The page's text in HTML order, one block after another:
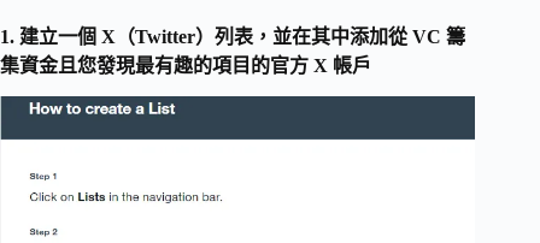
1. 建立一個 X（Twitter）列表，並在其中添加從 VC 籌
集資金且您發現最有趣的項目的官方 X 帳戶